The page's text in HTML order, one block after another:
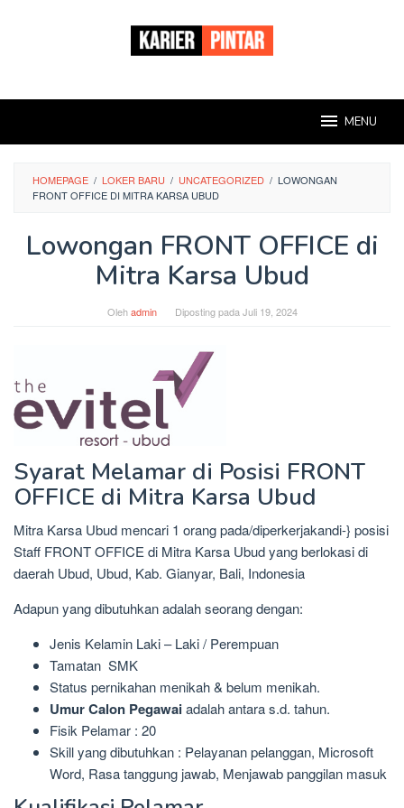
MENU
HOMEPAGE / LOKER BARU / UNCATEGORIZED / LOWONGAN
FRONT OFFICE DI MITRA KARSA UBUD
Lowongan FRONT OFFICE di
Mitra Karsa Ubud
Olehadmin Diposting pada Juli 19, 2024
Syarat Melamar di Posisi FRONT
OFFICE di Mitra Karsa Ubud
Mitra Karsa Ubud mencari 1 orang pada/diperkerjakandi-} posisi
Staff FRONT OFFICE di Mitra Karsa Ubud yang berlokasi di
daerah Ubud, Ubud, Kab. Gianyar, Bali, Indonesia
Adapun yang dibutuhkan adalah seorang dengan:
Jenis Kelamin Laki – Laki / Perempuan
Tamatan SMK
Status pernikahan menikah & belum menikah.
Umur Calon Pegawaiadalah antara s.d. tahun.
Fisik Pelamar : 20
Skill yang dibutuhkan : Pelayanan pelanggan, Microsoft
Word, Rasa tanggung jawab, Menjawab panggilan masuk